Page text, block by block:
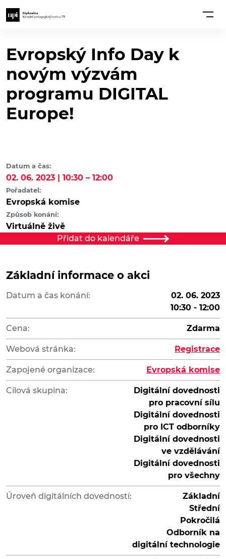
Evropský Info Day k
novým výzvám
programu DIGITAL
Europe!
Datum a čas:
02. 06. 2023 | 10:30 – 12:00
Pořadatel:
Evropská komise
Způsob konání:
Virtuálně živě
Přidat do kalendáře
Základní informace o akci
Datum a čas konání:
02. 06. 2023
10:30 - 12:00
Cena: Zdarma
Webová stránka: Registrace
Zapojené organizace: Evropská komise
Cílová skupina:
Digitální dovednosti
pro pracovní sílu
Digitální dovednosti
pro ICT odborníky
Digitální dovednosti
ve vzdělávání
Digitální dovednosti
pro všechny
Úroveň digitálních dovedností:
Základní
Střední
Pokročilá
Odborník na
digitální technologie